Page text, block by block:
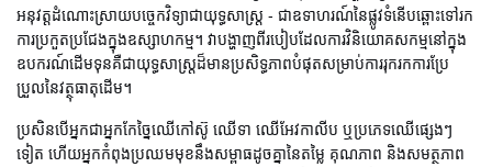
អនុវត្តដំណោះស្រាយបច្ចេកវិទ្យាជាយុទ្ធសាស្ត្រ - ជាឧទាហរណ៍នៃផ្លូវទំនើបឆ្ពោះទៅរក
ការប្រកួតប្រជែងក្នុងឧស្សាហកម្ម។ វាបង្ហាញពីរបៀបដែលការវិនិយោគសកម្មនៅក្នុង
ឧបករណ៍ដើមទុនគឺជាយុទ្ធសាស្ត្រដ៏មានប្រសិទ្ធភាពបំផុតសម្រាប់ការរុករកការប្រែ
ប្រួលនៃវត្ថុធាតុដើម។
ប្រសិនបើអ្នកជាអ្នកកែច្នៃឈើកៅស៊ូ ឈើទា ឈើអែវកាលីប ឬប្រភេទឈើផ្សេងៗ
ទៀត ហើយអ្នកកំពុងប្រឈមមុខនឹងសម្ពាធដូចគ្នានៃតម្លៃ គុណភាព និងសមត្ថភាព